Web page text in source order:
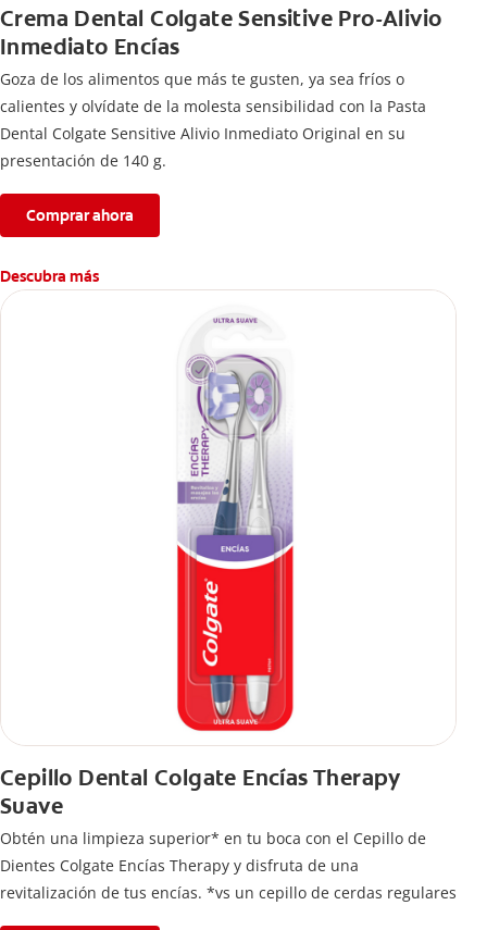
Crema Dental Colgate Sensitive Pro-Alivio
Inmediato Encías
Goza de los alimentos que más te gusten, ya sea fríos o
calientes y olvídate de la molesta sensibilidad con la Pasta
Dental Colgate Sensitive Alivio Inmediato Original en su
presentación de 140 g.
Comprar ahora
Descubra más
Cepillo Dental Colgate Encías Therapy
Suave
Obtén una limpieza superior* en tu boca con el Cepillo de
Dientes Colgate Encías Therapy y disfruta de una
revitalización de tus encías. *vs un cepillo de cerdas regulares